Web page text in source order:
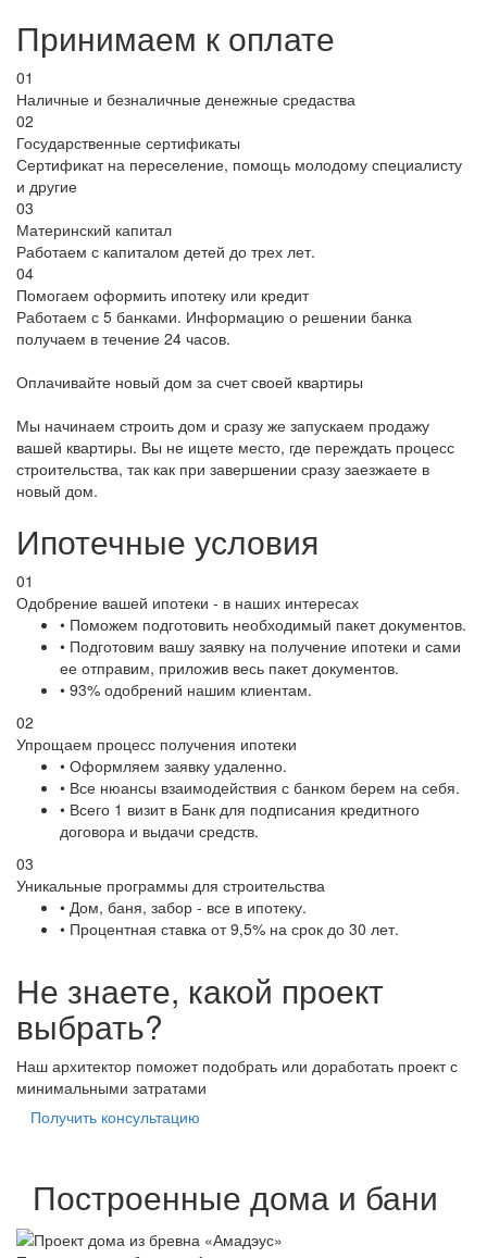
Принимаем к оплате
01
Наличные и безналичные денежные средаства
02
Государственные сертификаты
Сертификат на переселение, помощь молодому специалисту
и другие
03
Материнский капитал
Работаем с капиталом детей до трех лет.
04
Помогаем оформить ипотеку или кредит
Работаем с 5 банками. Информацию о решении банка
получаем в течение 24 часов.
Оплачивайте новый дом за счет своей квартиры
Мы начинаем строить дом и сразу же запускаем продажу
вашей квартиры. Вы не ищете место, где переждать процесс
строительства, так как при завершении сразу заезжаете в
новый дом.
Ипотечные условия
01
Одобрение вашей ипотеки - в наших интересах
• Поможем подготовить необходимый пакет документов.
• Подготовим вашу заявку на получение ипотеки и сами
ее отправим, приложив весь пакет документов.
• 93% одобрений нашим клиентам.
02
Упрощаем процесс получения ипотеки
• Оформляем заявку удаленно.
• Все нюансы взаимодействия с банком берем на себя.
• Всего 1 визит в Банк для подписания кредитного
договора и выдачи средств.
03
Уникальные программы для строительства
• Дом, баня, забор - все в ипотеку.
• Процентная ставка от 9,5% на срок до 30 лет.
Не знаете, какой проект
выбрать?
Наш архитектор поможет подобрать или доработать проект с
минимальными затратами
Получить консультацию
Построенные дома и бани